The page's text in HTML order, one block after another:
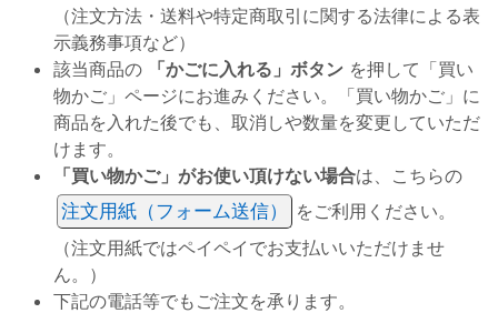
（注文方法・送料や特定商取引に関する法律による表
示義務事項など）
該当商品の
「かごに入れる」ボタン を押して「買い
物かご」ページにお進みください。「買い物かご」に
商品を入れた後でも、取消しや数量を変更していただ
けます。
「買い物かご」がお使い頂けない場合は、こちらの
注文用紙（フォーム送信）
をご利用ください。
（注文用紙ではペイペイでお支払いいただけませ
ん。）
下記の電話等でもご注文を承ります。